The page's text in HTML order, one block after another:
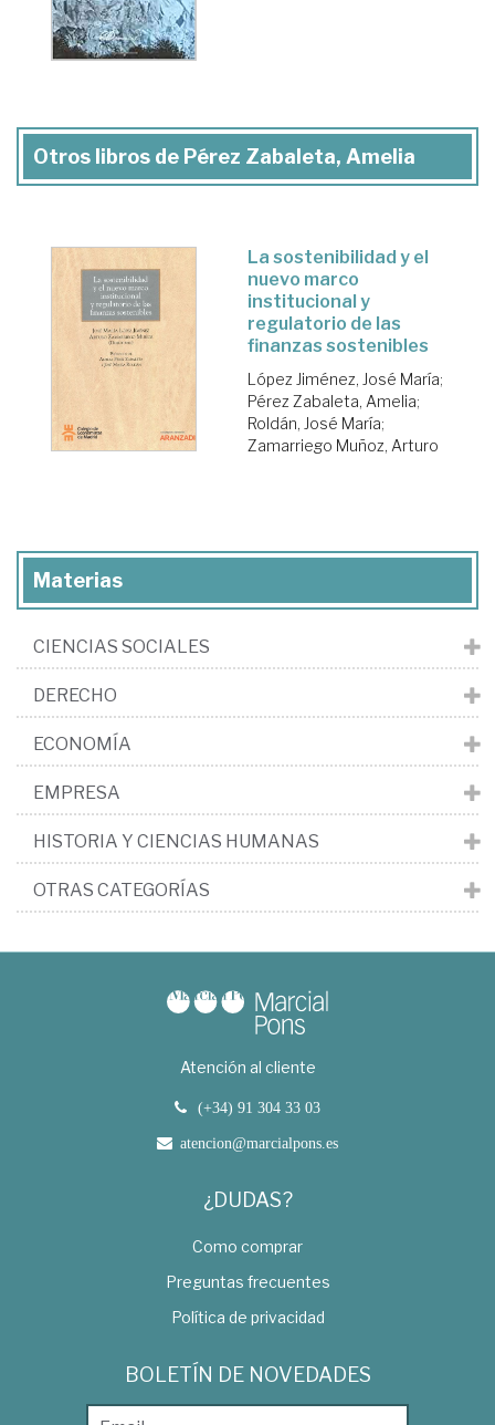
Otros libros de Pérez Zabaleta, Amelia
La sostenibilidad y el
nuevo marco
institucional y
regulatorio de las
finanzas sostenibles
López Jiménez, José María;
Pérez Zabaleta, Amelia;
Roldán, José María;
Zamarriego Muñoz, Arturo
Materias
CIENCIAS SOCIALES
DERECHO
ECONOMÍA
EMPRESA
HISTORIA Y CIENCIAS HUMANAS
OTRAS CATEGORÍAS
Atención al cliente
(+34) 91 304 33 03
atencion@marcialpons.es
¿DUDAS?
Como comprar
Preguntas frecuentes
Política de privacidad
BOLETÍN DE NOVEDADES